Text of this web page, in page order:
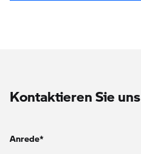
Kontaktieren Sie uns
Anrede*